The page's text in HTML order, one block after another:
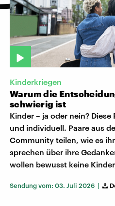
Kinderkriegen
Warum die
schwierig ist
Kinder – ja oder nein?
und individuell. Paare aus
Community teilen, wie es
sprechen über ihre
wollen bewusst keine
Sendung vom: 03. Juli 2026 |